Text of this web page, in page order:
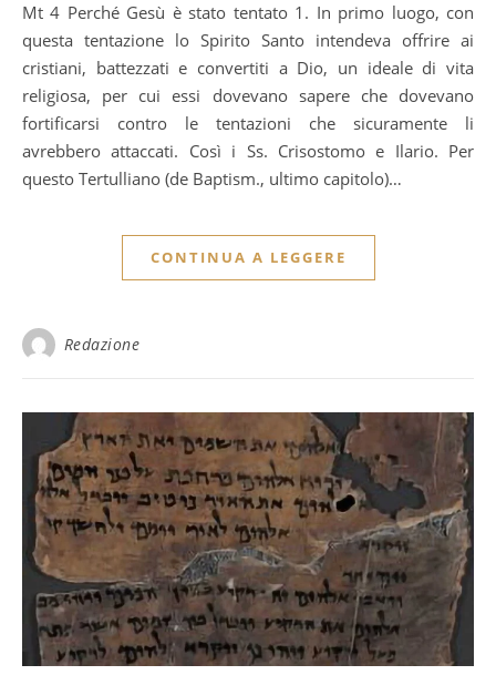
Mt 4 Perché Gesù è stato tentato 1. In primo luogo, con
questa tentazione lo Spirito Santo intendeva offrire ai
cristiani, battezzati e convertiti a Dio, un ideale di vita
religiosa, per cui essi dovevano sapere che dovevano
fortificarsi contro le tentazioni che sicuramente li
avrebbero attaccati. Così i Ss. Crisostomo e Ilario. Per
questo Tertulliano (de Baptism., ultimo capitolo)…
CONTINUA A LEGGERE
Redazione